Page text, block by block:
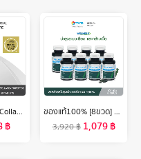
VISTRA Marine Collagen TriPeptide 1300 & Coenzyme Q10 - วิสทร้า มารีน คอลลาเจน ไตรเปปไทด์ 1300 แอนด์ โคเอนไซม์ คิวเท็น พลัส (30 เม็ด)
฿
ของแท้100% [8ขวด] WELNESS SPIRAL 100 เม็ด ผลิตภัณฑ์เสริมอาหารสาหร่ายสไปรูลิน่า100% สาหร่ายเกลียวทอง ปรับสมดุลให้ร่างกาย by TV Direct
3,920฿ 1,079฿